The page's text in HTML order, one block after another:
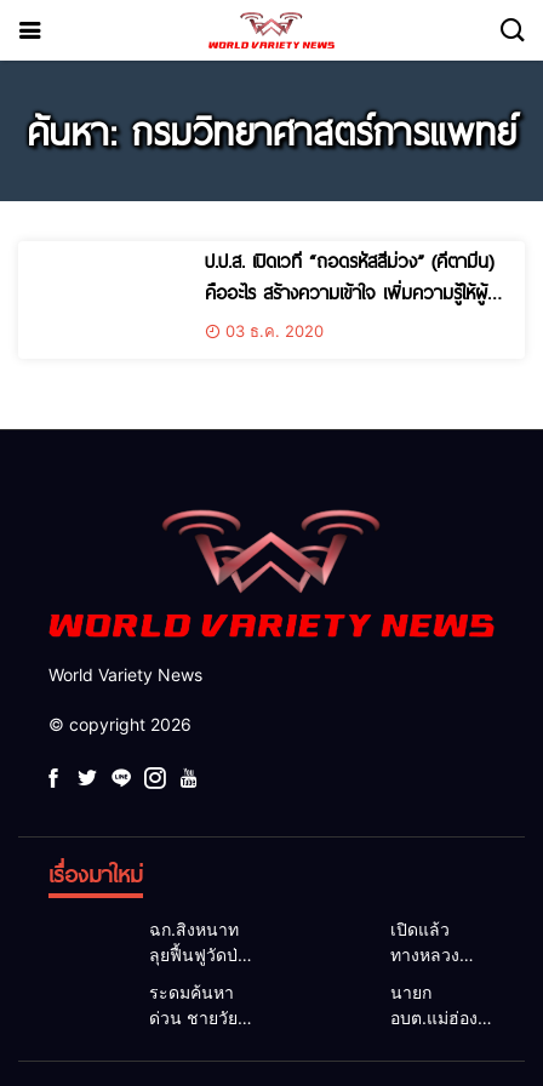
ค้นหา: กรมวิทยาศาสตร์การแพทย์
ป.ป.ส. เปิดเวที “ถอดรหัสสีม่วง” (คีตามีน)
คืออะไร สร้างความเข้าใจ เพิ่มความรู้ให้ผู้
ปฏิบัติงาน
03 ธ.ค. 2020
World Variety News
© copyright 2026
เรื่องมาใหม่
ฉก.สิงหนาท
ลุยฟื้นฟูวัดป่า
ถ้ำวัว ระดม
กำลังเคลียร์
ใต้สะพาน
ซ่อมคอ
เปิดแล้ว
ทางหลวง
ตามปกติ หลัง
คอสะพานแม่
สุยะขาดจาก
ระดมค้นหา
ด่วน ชายวัย
ปริศนาริมลำ
นายก
อบต.แม่ฮ่องสอน
แก้วิกฤตแม่น้ำ